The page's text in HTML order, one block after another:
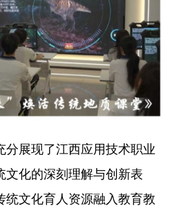
分展现了江西应用技术职业
化的深刻理解与创新表
文化育人资源融入教育教